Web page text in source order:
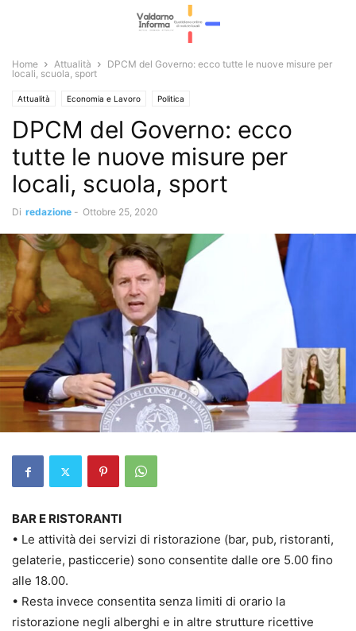
Home Attualità
DPCM del Governo: ecco tutte le nuove misure per
locali, scuola, sport
Attualità Economia e Lavoro Politica
DPCM del Governo: ecco
tutte le nuove misure per
locali, scuola, sport
Di redazione - Ottobre 25, 2020
BAR E RISTORANTI
• Le attività dei servizi di ristorazione (bar, pub, ristoranti,
gelaterie, pasticcerie) sono consentite dalle ore 5.00 fino
alle 18.00.
• Resta invece consentita senza limiti di orario la
ristorazione negli alberghi e in altre strutture ricettive